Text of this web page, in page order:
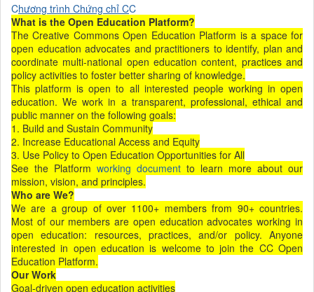
Chương trình Chứng chỉ CC
What is the Open Education Platform?
The Creative Commons Open Education Platform is a space for
open education advocates and practitioners to identify, plan and
coordinate multi-national open education content, practices and
policy activities to foster better sharing of knowledge.
This platform is open to all interested people working in open
education. We work in a transparent, professional, ethical and
public manner on the following goals:
1. Build and Sustain Community
2. Increase Educational Access and Equity
3. Use Policy to Open Education Opportunities for All
See the Platform working document to learn more about our
mission, vision, and principles.
Who are We?
We are a group of over 1100+ members from 90+ countries.
Most of our members are open education advocates working in
open education: resources, practices, and/or policy. Anyone
interested in open education is welcome to join the CC Open
Education Platform.
Our Work
Goal-driven open education activities